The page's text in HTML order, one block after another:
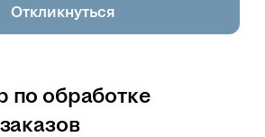
Откликнуться
обработке